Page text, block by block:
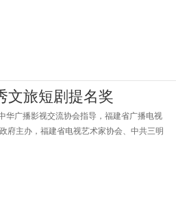
文旅短剧提名奖
广播影视交流协会指导，福建省广播电视
府主办，福建省电视艺术家协会、中共三明